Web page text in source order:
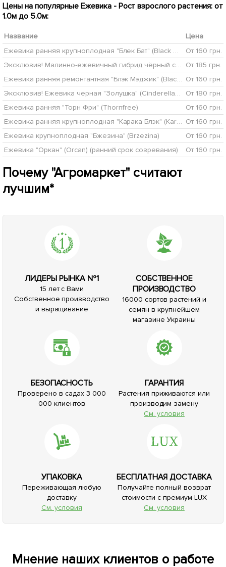
Цены на популярные Ежевика - Рост взрослого растения: от
1.0м до 5.0м:
Название
Цена
Ежевика ранняя крупноплодная "Блек Бат" (Black Butte)
От 160 грн.
Эксклюзив! Малинно-ежевичный гибрид чёрный с глянцевым блеском "Роскошный блюз" (Luxury Blues) (премиальный крупноплодный сорт)
От 185 грн.
Ежевика ранняя ремонтантная "Блэк Мэджик" (Black Magic) От 160 грн.
Эксклюзив! Ежевика черная "Золушка" (Cinderella) (премиальный, очень сладкий, поливитаминный сорт)
От 180 грн.
Ежевика ранняя "Торн Фри" (Thornfree)
От 160 грн.
Ежевика ранняя крупноплодная "Карака Блэк" (Karaka Black®) От 160 грн.
Ежевика крупноплодная "Бжезина" (Brzezina)
От 160 грн.
Ежевика "Оркан" (Orcan) (ранний срок созревания)
От 160 грн.
Почему "Агромаркет" считают
лучшим*
ЛИДЕРЫ РЫНКА №1
15 лет с Вами
Собственное производство
и выращивание
СОБСТВЕННОЕ
ПРОИЗВОДСТВО
16000 сортов растений и
семян в крупнейшем
магазине Украины
БЕЗОПАСНОСТЬ
Проверено в садах 3 000
000 клиентов
ГАРАНТИЯ
Растения приживаются или
производим замену
См. условия
УПАКОВКА
Переживающая любую
доставку
См. условия
БЕСПЛАТНАЯ ДОСТАВКА
Получайте полный возврат
стоимости с премиум LUX
См. условия
Мнение наших клиентов о работе